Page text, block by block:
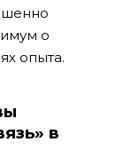
о
опыта.
в